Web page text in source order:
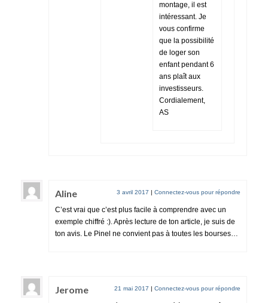
montage, il est
intéressant. Je
vous confirme
que la possibilité
de loger son
enfant pendant 6
ans plaît aux
investisseurs.
Cordialement,
AS
Aline 3 avril 2017 | Connectez-vous pour répondre
C’est vrai que c’est plus facile à comprendre avec un
exemple chiffré :). Après lecture de ton article, je suis de
ton avis. Le Pinel ne convient pas à toutes les bourses…
Jerome 21 mai 2017 | Connectez-vous pour répondre